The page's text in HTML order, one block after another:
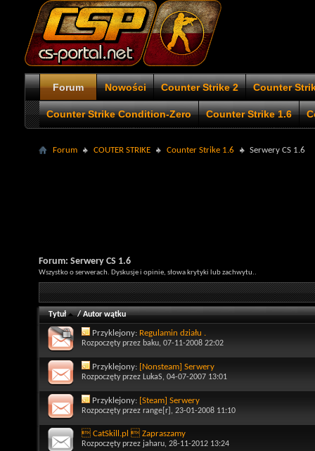
Forum Nowości Counter Strike 2 Counter
Counter Strike Condition-Zero Counter Strike 1.6
Forum COUTER STRIKE Counter Strike 1.6 Serwery CS 1.6
Forum: Serwery CS 1.6
Wszystko o serwerach. Dyskusje i opinie, słowa krytyki lub zachwytu..
Tytuł /Autor wątku
Przyklejony: Regulamin działu .
Rozpoczęty przez baku, 07-11-2008 22:02
Przyklejony: [Nonsteam] Serwery
Rozpoczęty przez LukaS, 04-07-2007 13:01
Przyklejony: [Steam] Serwery
Rozpoczęty przez range[r] , 23-01-2008 11:10
 CatSkill.pl  Zapraszamy
Rozpoczęty przez jaharu, 28-11-2012 13:24